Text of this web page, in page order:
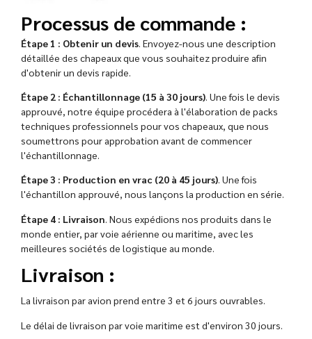
Processus de commande :
Étape 1 : Obtenir un devis . Envoyez-nous une description
détaillée des chapeaux que vous souhaitez produire afin
d'obtenir un devis rapide.
Étape 2 : Échantillonnage (15 à 30 jours). Une fois le devis
approuvé, notre équipe procédera à l'élaboration de packs
techniques professionnels pour vos chapeaux, que nous
soumettrons pour approbation avant de commencer
l'échantillonnage.
Étape 3 : Production en vrac (20 à 45 jours). Une fois
l'échantillon approuvé, nous lançons la production en série.
Étape 4 : Livraison. Nous expédions nos produits dans le
monde entier, par voie aérienne ou maritime, avec les
meilleures sociétés de logistique au monde.
Livraison :
La livraison par avion prend entre 3 et 6 jours ouvrables.
Le délai de livraison par voie maritime est d'environ 30 jours.